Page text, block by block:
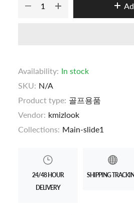
Availability: In stock
SKU: N/A
Product type: 골프용품
Vendor: kmizlook
Collections: Main-slide1
24/48 HOUR
DELIVERY
SHIPPING